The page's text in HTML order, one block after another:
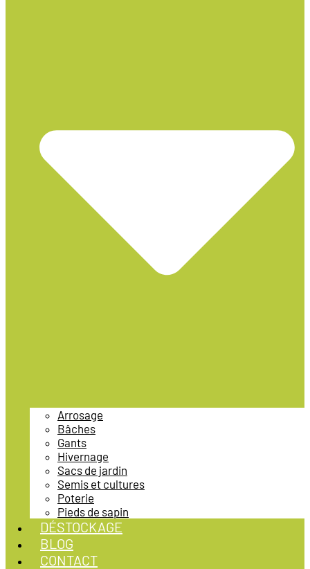
Arrosage
Bâches
Gants
Hivernage
Sacs de jardin
Semis et cultures
Poterie
Pieds de sapin
DÉSTOCKAGE
BLOG
CONTACT